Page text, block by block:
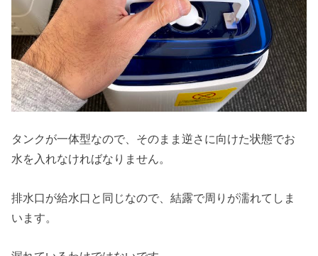
タンクが一体型なので、そのまま逆さに向けた状態でお
水を入れなければなりません。
排水口が給水口と同じなので、結露で周りが濡れてしま
います。